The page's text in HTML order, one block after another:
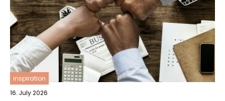
inspiration
16. July 2026